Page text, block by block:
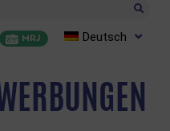
MRJ Deutsch